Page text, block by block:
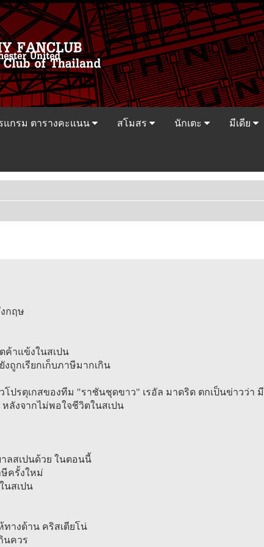
แกรม ตารางคะแนน สโมสร นักเตะ มีเดีย
กฤษ
ค้าแข้งในสเปน
ถูกเรียกเก็บภาษีมากเกิน
โปรตุเกสของทีม "ราชันชุดขาว" เรอัล มาดริด ตกเป็นข่าวว่า มี
ลังจากไม่พอใจชีวิตในสเปน
ลสเปนด้วย ในตอนนี้
ครั้งใหม่
นสเปน
ทางด้าน คริสเตียโน่
นควร